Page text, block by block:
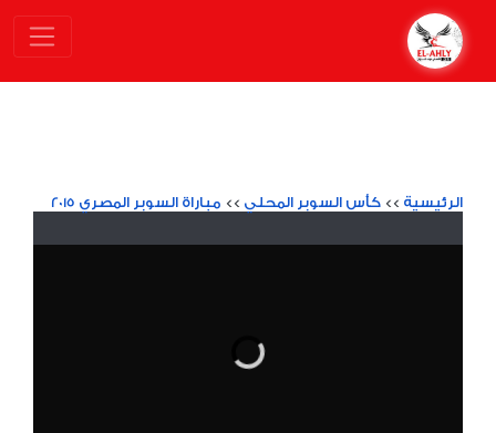
الرئيسية >> كأس السوبر المحلي >> مباراة السوبر المصري 2015